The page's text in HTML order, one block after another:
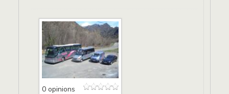
0 opinions